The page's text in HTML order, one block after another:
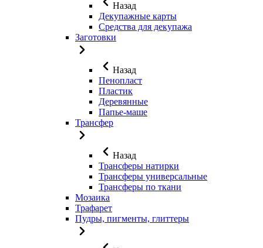
Назад
Декупажные карты
Средства для декупажа
Заготовки
Назад
Пенопласт
Пластик
Деревянные
Папье-маше
Трансфер
Назад
Трансферы натирки
Трансферы универсальные
Трансферы по ткани
Мозаика
Трафарет
Пудры, пигменты, глиттеры